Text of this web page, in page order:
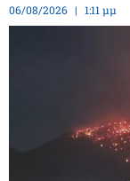
06/08/2026 1:11 μμ